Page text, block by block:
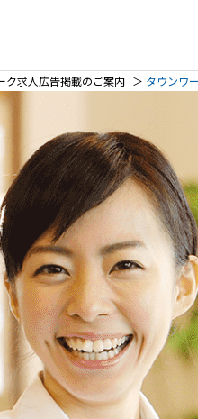
ク求人広告掲載のご案内 ＞ タウンワ